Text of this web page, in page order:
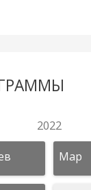
2022
Мар